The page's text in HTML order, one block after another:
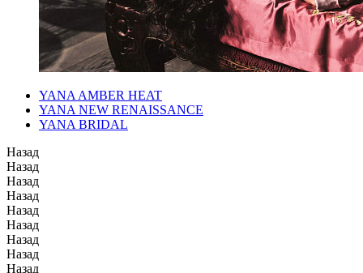
YANA AMBER HEAT
YANA NEW RENAISSANCE
YANA BRIDAL
Назад
Назад
Назад
Назад
Назад
Назад
Назад
Назад
Назад